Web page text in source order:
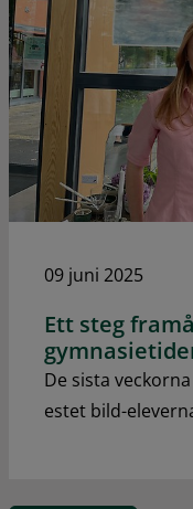
09 juni 2025
Ett steg
De sista
estet bild-